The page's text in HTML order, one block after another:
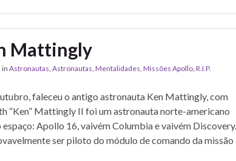
Mattingly
in Astronautas Astronautas Mentalidades Missões Apollo R.I.P.
faleceu o antigo astronauta Ken Mattingly, com
“Ken” Mattingly II foi um astronauta norte-americano
espaço: Apollo 16, vaivém Columbia e vaivém Discovery.
ser piloto do módulo de comando da missão